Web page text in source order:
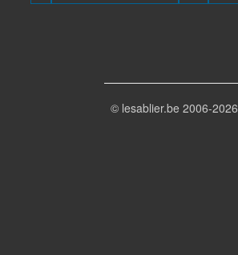
© lesablier.be 2006-2026